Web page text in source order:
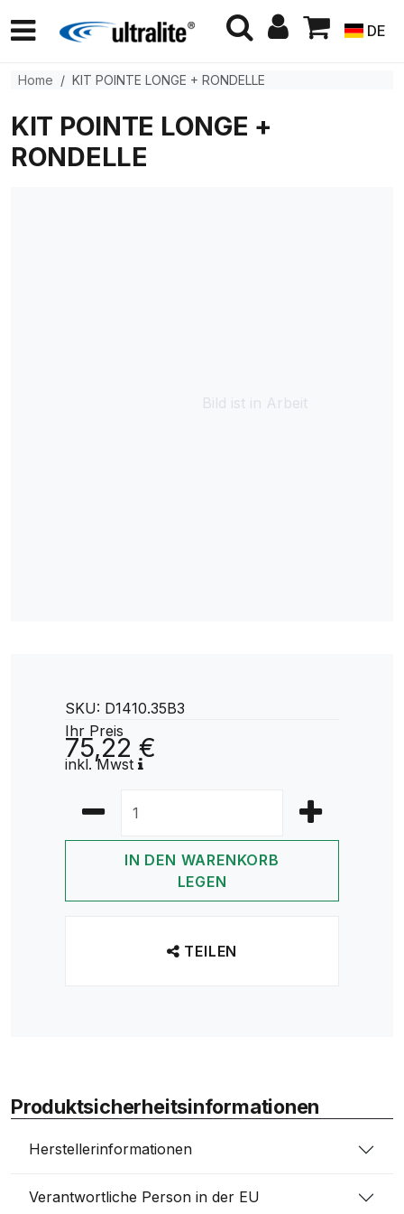
DE
Home KIT POINTE LONGE + RONDELLE
KIT POINTE LONGE +
RONDELLE
Bild ist in Arbeit
SKU: D1410.35B3
Ihr Preis
75,22 €
inkl. Mwst
IN DEN WARENKORB
LEGEN
TEILEN
Produktsicherheitsinformationen
Herstellerinformationen
Verantwortliche Person in der EU